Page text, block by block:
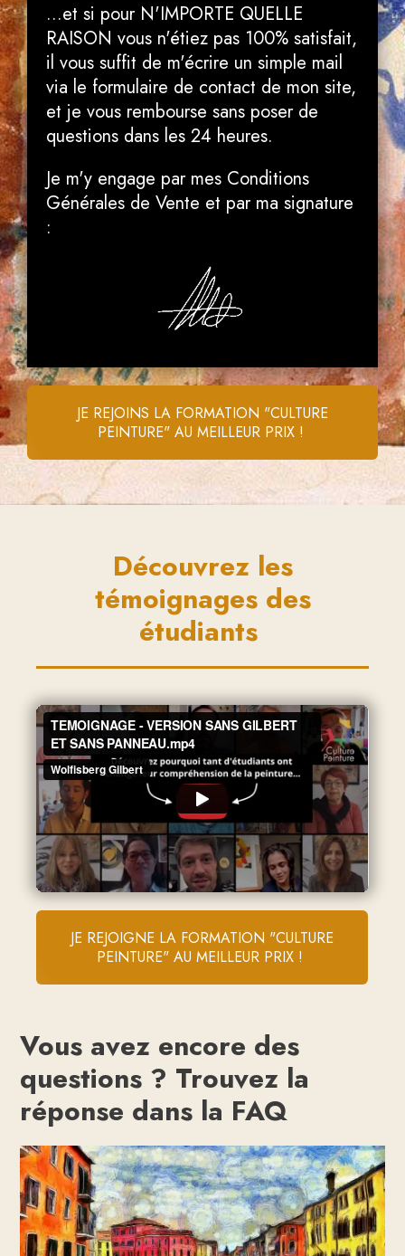
...et si pour N'IMPORTE QUELLE
RAISON vous n'étiez pas 100% satisfait,
il vous suffit de m'écrire un simple mail
via le formulaire de contact de mon site,
et je vous rembourse sans poser de
questions dans les 24 heures.
Je m'y engage par mes Conditions
Générales de Vente et par ma signature
:
JE REJOINS LA FORMATION "CULTURE
PEINTURE" AU MEILLEUR PRIX !
Découvrez les
témoignagesdes
étudiants
JE REJOIGNE LA FORMATION "CULTURE
PEINTURE" AU MEILLEUR PRIX !
Vous avez encore des
questions ? Trouvez la
réponse dans la FAQ